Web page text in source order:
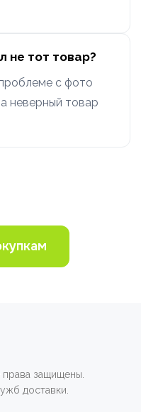
не тот товар?
с фото
неверный товар
защищены.
доставки.